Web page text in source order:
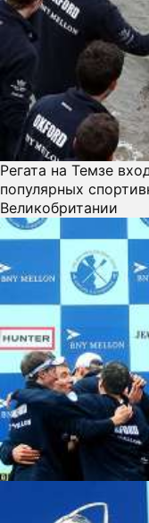
Регата на Темзе
популярных
Великобритании